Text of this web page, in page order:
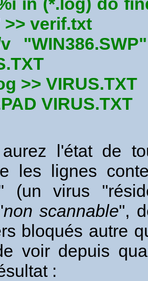
verif.txt
>> VIRUS.TXT
VIRUS.TXT
l'état de
les lignes
(un virus
non scannable",
bloqués autre
voir depuis
: